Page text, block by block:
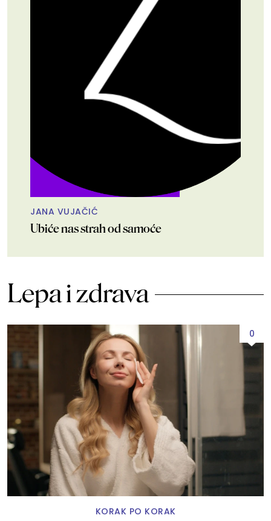
JANA VUJAČIĆ
Ubiće nas strah od samoće
Lepa i zdrava
0
KORAK PO KORAK